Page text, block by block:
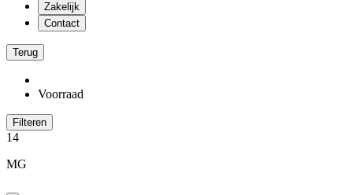
Zakelijk
Contact
Terug
Voorraad
Filteren
14
MG